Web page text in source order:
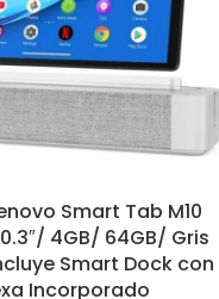
Smart Tab M10
4GB/ 64GB/ Gris
Smart Dock con
Incorporado